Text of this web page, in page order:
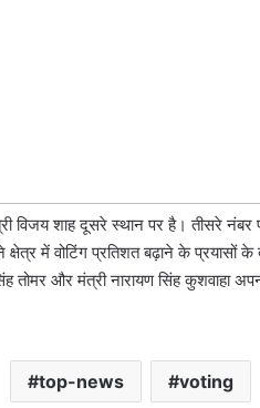
विजय शाह दूसरे स्थान पर है। तीसरे
में वोटिंग प्रतिशत बढ़ाने के प्रयासों
तोमर और मंत्री नारायण सिंह कुशवाहा
top-news voting